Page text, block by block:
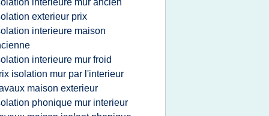
interieure mur ancien
exterieur prix
interieure maison
interieure mur froid
isolation mur par l'interieur
maison exterieur
phonique mur interieur